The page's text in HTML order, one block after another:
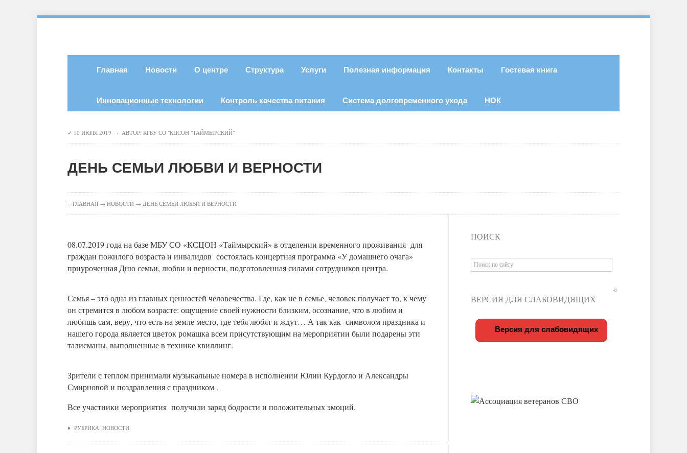
Главная Новости О центре Структура Услуги Полезная информация Контакты Гостевая книга
Инновационные технологии Контроль качества питания Система долговременного ухода НОК
10 ИЮЛЯ 2019 · АВТОР: КГБУ СО "КЦСОН "ТАЙМЫРСКИЙ"
ДЕНЬ СЕМЬИ ЛЮБВИ И ВЕРНОСТИ
≡ ГЛАВНАЯ → НОВОСТИ → ДЕНЬ СЕМЬИ ЛЮБВИ И ВЕРНОСТИ
08.07.2019 года на базе МБУ СО «КСЦОН «Таймырский» в отделении временного проживания для
граждан пожилого возраста и инвалидов состоялась концертная программа «У домашнего очага»
приуроченная Дню семьи, любви и верности, подготовленная силами сотрудников центра.
Семья – это одна из главных ценностей человечества. Где, как не в семье, человек получает то, к чему
он стремится в любом возрасте: ощущение своей нужности близким, осознание, что в любим и
любишь сам, веру, что есть на земле место, где тебя любят и ждут… А так как символом праздника и
нашего города является цветок ромашка всем присутствующим на мероприятии были подарены эти
талисманы, выполненные в технике квиллинг.
Зрители с теплом принимали музыкальные номера в исполнении Юлии Курдогло и Александры
Смирновой и поздравления с праздником .
Все участники мероприятия получили заряд бодрости и положительных эмоций.
♦ РУБРИКА: НОВОСТИ.
ПОИСК
ВЕРСИЯ ДЛЯ СЛАБОВИДЯЩИХ
Версия для слабовидящих
©